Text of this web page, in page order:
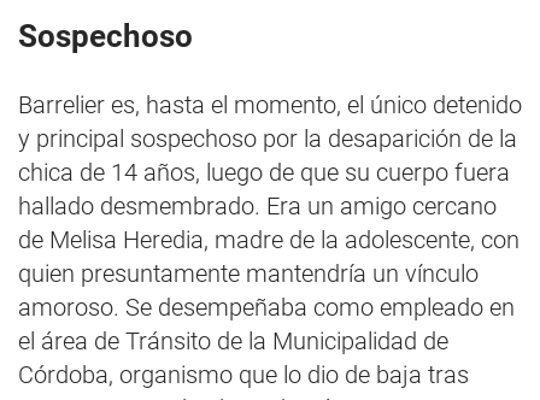
Sospechoso
Barrelier es, hasta el momento, el único detenido
y principal sospechoso por la desaparición de la
chica de 14 años, luego de que su cuerpo fuera
hallado desmembrado. Era un amigo cercano
de Melisa Heredia, madre de la adolescente, con
quien presuntamente mantendría un vínculo
amoroso. Se desempeñaba como empleado en
el área de Tránsito de la Municipalidad de
Córdoba, organismo que lo dio de baja tras